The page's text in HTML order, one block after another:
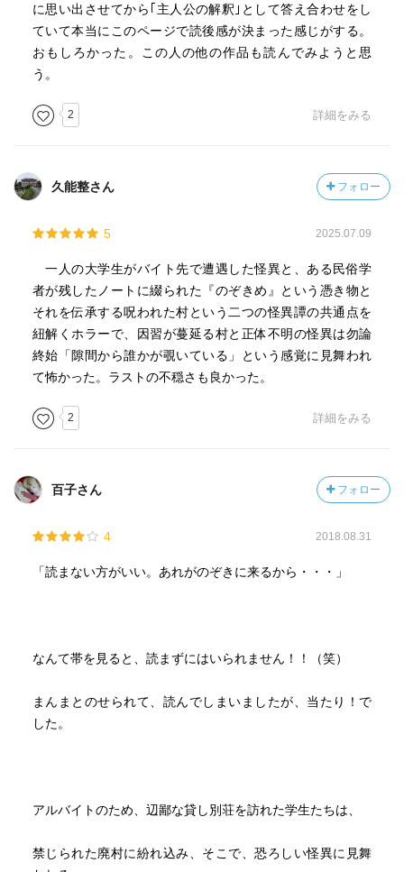
に思い出させてから｢主人公の解釈｣として答え合わせをし
ていて本当にこのページで読後感が決まった感じがする。
おもしろかった。この人の他の作品も読んでみようと思
う。
2 詳細をみる
久能整さん フォロー
5 2025.07.09
一人の大学生がバイト先で遭遇した怪異と、ある民俗学
者が残したノートに綴られた『のぞきめ』という憑き物と
それを伝承する呪われた村という二つの怪異譚の共通点を
紐解くホラーで、因習が蔓延る村と正体不明の怪異は勿論
終始「隙間から誰かが覗いている」という感覚に見舞われ
て怖かった。ラストの不穏さも良かった。
2 詳細をみる
百子さん フォロー
4 2018.08.31
「読まない方がいい。あれがのぞきに来るから・・・」
なんて帯を見ると、読まずにはいられません！！（笑）
まんまとのせられて、読んでしまいましたが、当たり！で
した。
アルバイトのため、辺鄙な貸し別荘を訪れた学生たちは、
禁じられた廃村に紛れ込み、そこで、恐ろしい怪異に見舞